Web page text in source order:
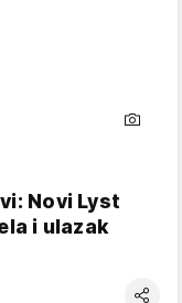
Novi Lyst
i ulazak